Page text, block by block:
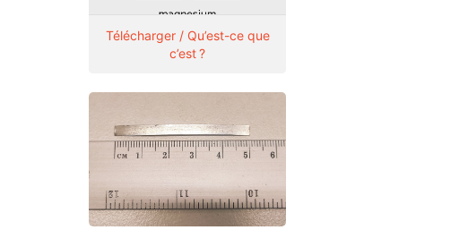
Télécharger / Qu’est-ce que
c’est ?